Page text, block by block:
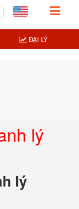
lý
lý
ĐẠI LÝ